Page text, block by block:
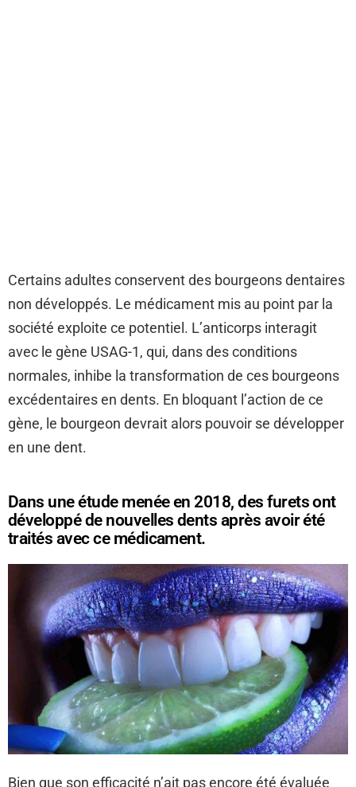
Certains adultes conservent des bourgeons dentaires
non développés. Le médicament mis au point par la
société exploite ce potentiel. L’anticorps interagit
avec le gène USAG-1, qui, dans des conditions
normales, inhibe la transformation de ces bourgeons
excédentaires en dents. En bloquant l’action de ce
gène, le bourgeon devrait alors pouvoir se développer
en une dent.
Dans une étude menée en 2018, des furets ont
développé de nouvelles dents après avoir été
traités avec ce médicament.
Bien que son efficacité n’ait pas encore été évaluée